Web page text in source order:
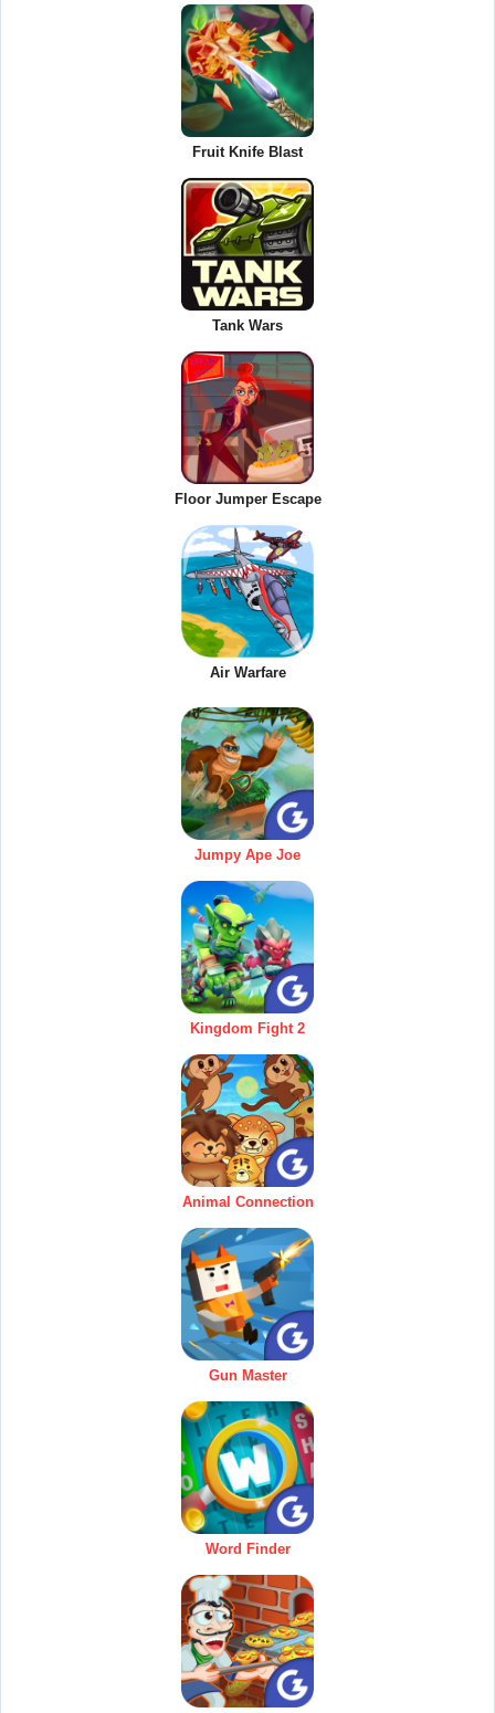
Fruit Knife Blast
Tank Wars
Floor Jumper Escape
Air Warfare
Jumpy Ape Joe
Kingdom Fight 2
Animal Connection
Gun Master
Word Finder